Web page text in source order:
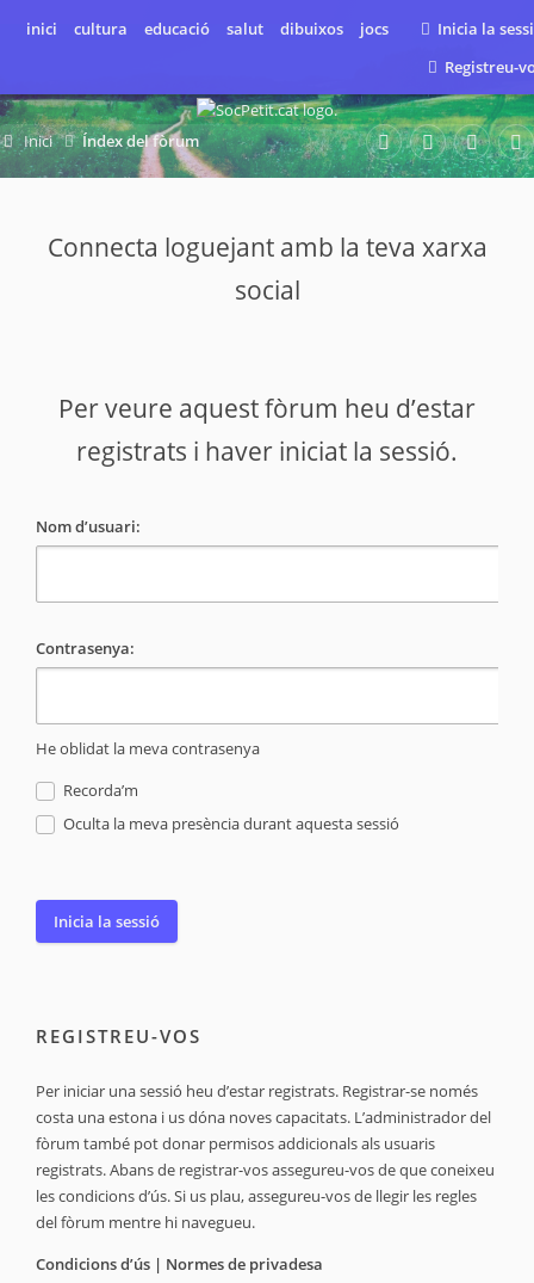
inici cultura educació salut dibuixos jocs
Inicia la
Registreu-
Inici Índex del fòrum
Connecta loguejant amb la teva xarxa
social
Per veure aquest fòrum heu d’estar
registrats i haver iniciat la sessió.
Nom d’usuari:
Contrasenya:
He oblidat la meva contrasenya
Recorda’m
Oculta la meva presència durant aquesta sessió
REGISTREU-VOS
Per iniciar una sessió heu d’estar registrats. Registrar-se només
costa una estona i us dóna noves capacitats. L’administrador del
fòrum també pot donar permisos addicionals als usuaris
registrats. Abans de registrar-vos assegureu-vos de que coneixeu
les condicions d’ús. Si us plau, assegureu-vos de llegir les regles
del fòrum mentre hi navegueu.
Condicions d’ús | Normes de privadesa